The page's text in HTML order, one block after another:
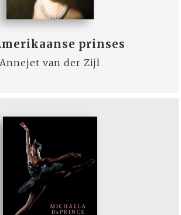
prinses
Annejet van der Zijl